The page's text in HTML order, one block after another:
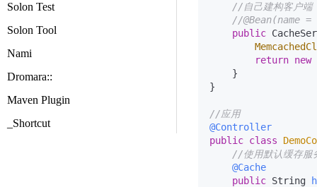
Solon Test
Solon Tool
Nami
Dromara::
Maven Plugin
_Shortcut
//自己建构客户
//@Bean(name
public
return new
    }
}
//应用
@Controller
public class
//使用默认缓存服
@Cache
public String